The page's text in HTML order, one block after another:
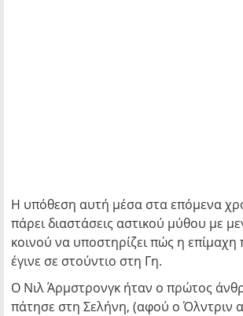
Η υπόθεση αυτή μέσα στα επόμενα
πάρει διαστάσεις αστικού μύθου με
κοινού να υποστηρίζει πώς η
έγινε σε στούντιο στη Γη.
O Nιλ Άρμστρονγκ ήταν ο πρώτος
πάτησε στη Σελήνη, (αφού ο Όλντριν